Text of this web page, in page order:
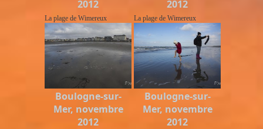
2012
La plage de Wimereux
2012
La plage de Wimereux
Boulogne-sur-
Mer, novembre
2012
Boulogne-sur-
Mer, novembre
2012